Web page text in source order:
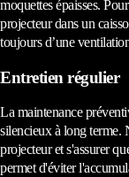
moquettes épaisses.
projecteur dans un
toujours d’une
Entretien régulier
La maintenance
silencieux à long terme.
projecteur et s'assurer
permet d'éviter